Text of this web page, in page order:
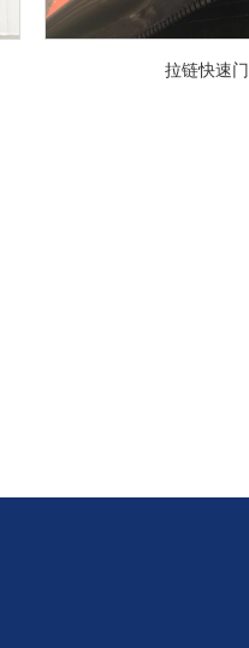
拉链快速门